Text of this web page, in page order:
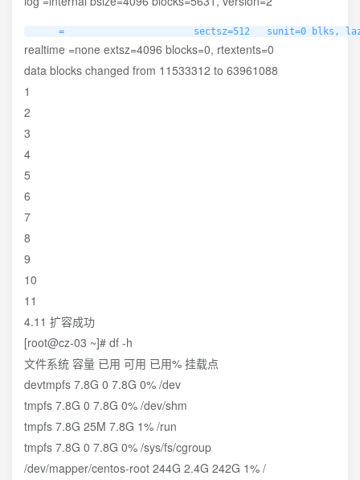
=                       sectsz=512   sunit=0 blks,
realtime =none extsz=4096 blocks=0, rtextents=0
data blocks changed from 11533312 to 63961088
1
2
3
4
5
6
7
8
9
10
11
4.11 扩容成功
[root@cz-03 ~]# df -h
文件系统 容量 已用 可用 已用% 挂载点
devtmpfs 7.8G 0 7.8G 0% /dev
tmpfs 7.8G 0 7.8G 0% /dev/shm
tmpfs 7.8G 25M 7.8G 1% /run
tmpfs 7.8G 0 7.8G 0% /sys/fs/cgroup
/dev/mapper/centos-root 244G 2.4G 242G 1% /